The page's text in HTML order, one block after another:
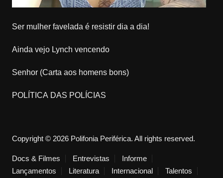
Ser mulher favelada é resistir dia a dia!
Ainda vejo Lynch vencendo
Senhor (Carta aos homens bons)
POLÍTICA DAS POLÍCIAS
Copyright © 2026 Polifonia Periférica. All rights reserved.
Docs & Filmes Entrevistas
Informe
Lançamentos
Literatura Internacional Talentos